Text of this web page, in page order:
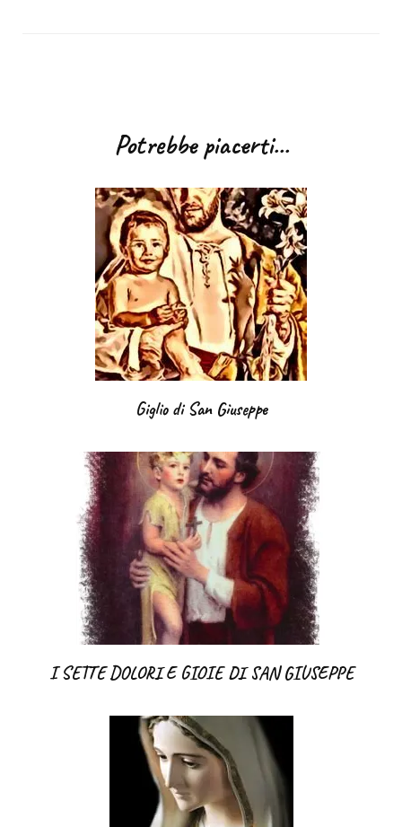
articoliPotrebbe piacerti...
Giglio di San Giuseppe
I SETTE DOLORI E GIOIE DI SAN GIUSEPPE